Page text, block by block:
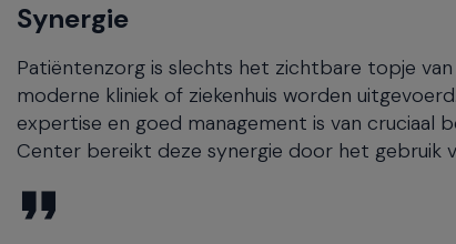
Synergie
Patiëntenzorg is slechts het zichtbare topje
moderne kliniek of ziekenhuis worden
expertise en goed management is van cruciaal
Center bereikt deze synergie door het gebruik